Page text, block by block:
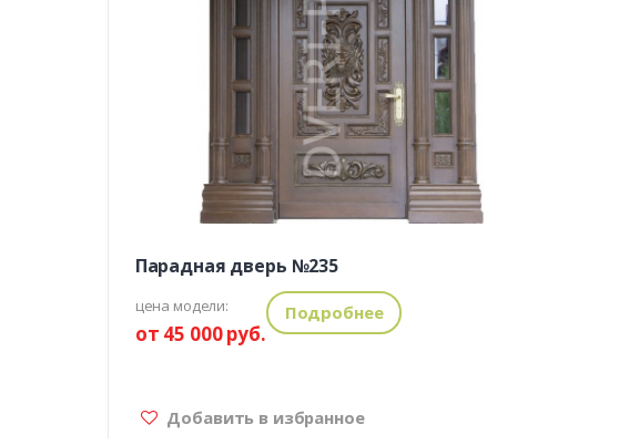
Парадная дверь №235
цена модели:
от 45 000 руб.
Подробнее
Добавить в избранное